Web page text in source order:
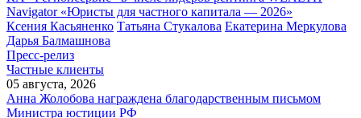
Navigator «Юристы для частного капитала — 2026»
Ксения Касьяненко Татьяна Стукалова Екатерина Меркулова
Дарья Балмашнова
Пресс-релиз
Частные клиенты
05 августа, 2026
Анна Жолобова награждена благодарственным письмом
Министра юстиции РФ